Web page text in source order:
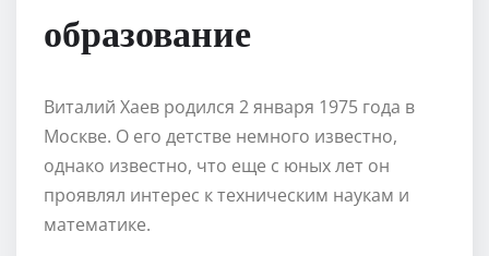
образование
Виталий Хаев родился 2 января 1975 года в
Москве. О его детстве немного известно,
однако известно, что еще с юных лет он
проявлял интерес к техническим наукам и
математике.